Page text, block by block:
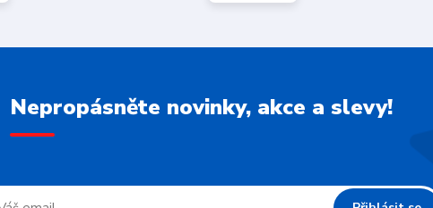
Nepropásněte novinky, akce a slevy!